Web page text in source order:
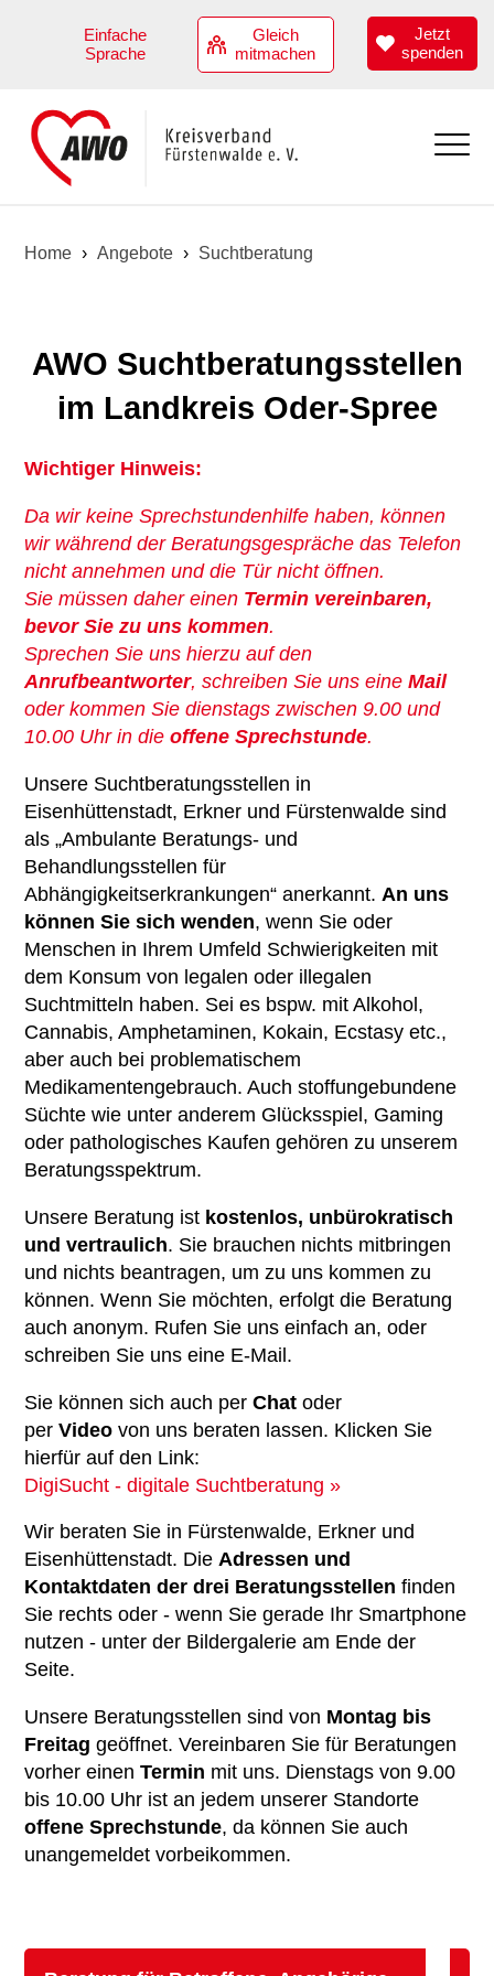
Einfache
Sprache
Gleich
mitmachen
Jetzt
spenden
Angebote zur Teilhabe
Ambulante Pflege
Erziehungs- & Familienberatung
Suchtberatung
Selbsthilfekontaktstelle im
„Zimmer mit Aussicht“
Helferkreis
Mehrgenerationenhaus
Eltern-Kind-Zentrum Briesen
Angebote für Senioren
Kietztreff im „Zimmer mit Aussicht“
Über uns
Übersicht
Vorstand
Geschäftsstellenteam
Betriebsrat
Chronik
Satzung
Stellenangebote
Jobs
Benefits
Mitmachen
Übersicht
Ehrenamt
Spenden
Kontakt
Home › Angebote › Suchtberatung
AWO Suchtberatungsstellen
im Landkreis Oder-Spree
Wichtiger Hinweis:
Da wir keine Sprechstundenhilfe haben, können
wir während der Beratungsgespräche das Telefon
nicht annehmen und die Tür nicht öffnen.
Sie müssen daher einen Termin vereinbaren,
bevor Sie zu uns kommen.
Sprechen Sie uns hierzu auf den
Anrufbeantworter, schreiben Sie uns eineMail
oder kommen Sie dienstags zwischen 9.00 und
10.00 Uhr in dieoffene Sprechstunde.
Unsere Suchtberatungsstellen in
Eisenhüttenstadt, Erkner und Fürstenwalde sind
als „Ambulante Beratungs- und
Behandlungsstellen für
Abhängigkeitserkrankungen“ anerkannt. An uns
können Sie sich wenden, wenn Sie oder
Menschen in Ihrem Umfeld Schwierigkeiten mit
dem Konsum von legalen oder illegalen
Suchtmitteln haben. Sei es bspw. mit Alkohol,
Cannabis, Amphetaminen, Kokain, Ecstasy etc.,
aber auch bei problematischem
Medikamentengebrauch. Auch stoffungebundene
Süchte wie unter anderem Glücksspiel, Gaming
oder pathologisches Kaufen gehören zu unserem
Beratungsspektrum.
Unsere Beratung ist kostenlos, unbürokratisch
und vertraulich. Sie brauchen nichts mitbringen
und nichts beantragen, um zu uns kommen zu
können. Wenn Sie möchten, erfolgt die Beratung
auch anonym. Rufen Sie uns einfach an, oder
schreiben Sie uns eine E-Mail.
Sie können sich auch perChatoder
perVideo von uns beraten lassen. Klicken Sie
hierfür auf den Link:
DigiSucht - digitale Suchtberatung »
Wir beraten Sie in Fürstenwalde, Erkner und
Eisenhüttenstadt. DieAdressen und
Kontaktdaten der drei Beratungsstellen finden
Sie rechts oder - wenn Sie gerade Ihr Smartphone
nutzen - unter der Bildergalerie am Ende der
Seite.
Unsere Beratungsstellen sind von Montag bis
Freitag geöffnet. Vereinbaren Sie für Beratungen
vorher einenTermin mit uns. Dienstags von 9.00
bis 10.00 Uhr ist an jedem unserer Standorte
offene Sprechstunde, da können Sie auch
unangemeldet vorbeikommen.